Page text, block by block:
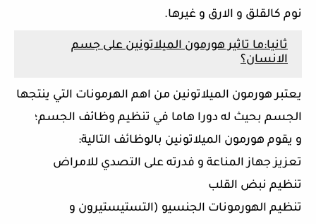
نوم كالقلق و الارق و غيرها.
ثانيا:ما تاثير هورمون الميلاتونين على جسم
الانسان؟
يعتبر هورمون الميلاتونين من اهم الهرمونات التي ينتجها
الجسم بحيث له دورا هاما في تنظيم وظائف الجسم؛
و يقوم هورمون الميلاتونين بالوظائف التالية:
تعزيز جهاز المناعة و فدرته على التصدي للامراض
تنظيم نبض القلب
تنظيم الهورمونات الجنسيو (التستيستيرون و